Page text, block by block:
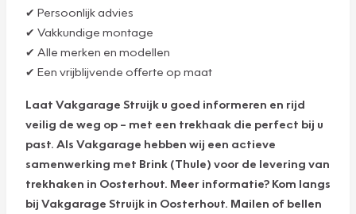
✔ Persoonlijk advies
✔ Vakkundige montage
✔ Alle merken en modellen
✔ Een vrijblijvende offerte op maat
Laat Vakgarage Struijk u goed informeren en rijd
veilig de weg op – met een trekhaak die perfect bij u
past. Als Vakgarage hebben wij een actieve
samenwerking met Brink (Thule) voor de levering van
trekhaken in Oosterhout. Meer informatie? Kom langs
bij Vakgarage Struijk in Oosterhout. Mailen of bellen